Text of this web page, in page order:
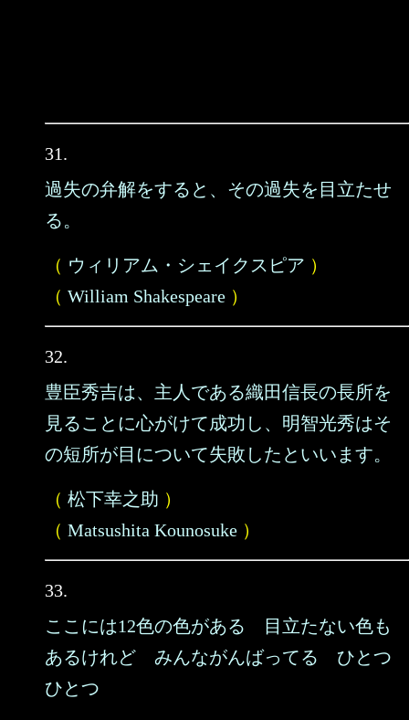
31.
過失の弁解をすると、その過失を目立たせ
る。
（ ウィリアム・シェイクスピア ）
（ William Shakespeare ）
32.
豊臣秀吉は、主人である織田信長の長所を
見ることに心がけて成功し、明智光秀はそ
の短所が目について失敗したといいます。
（ 松下幸之助 ）
（ Matsushita Kounosuke ）
33.
ここには12色の色がある 目立たない色も
あるけれど みんながんばってる ひとつ
ひとつ